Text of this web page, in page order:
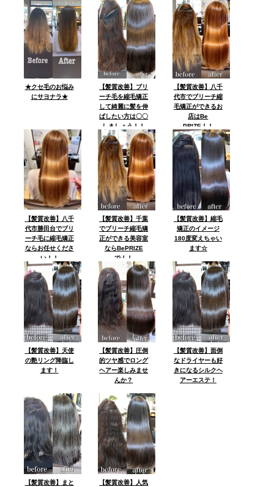
★クセ毛のお悩み
にサヨナラ★
【髪質改善】ブリ
ーチ毛を縮毛矯正
して綺麗に髪を伸
ばしたい方は〇〇
しましょう！！
【髪質改善】八千
代市でブリーチ縮
毛矯正ができるお
店はBe
PRIZE！！
【髪質改善】八千
代市勝田台でブリ
ーチ毛に縮毛矯正
ならお任せくださ
い！！
【髪質改善】千葉
でブリーチ縮毛矯
正ができる美容室
ならBePRIZE
で！！
【髪質改善】縮毛
矯正のイメージ
180度変えちゃい
ます☆
【髪質改善】天使
の艶リング降臨し
ます！
【髪質改善】圧倒
的ツヤ感でロング
ヘアー楽しみませ
んか？
【髪質改善】面倒
なドライヤーも好
きになるシルクヘ
アーエステ！
【髪質改善】まと 【髪質改善】人気